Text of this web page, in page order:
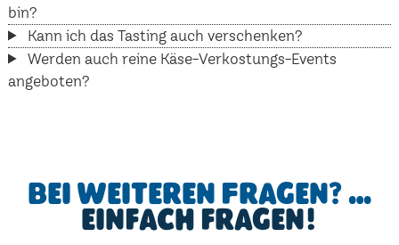
bin?
Kann ich das Tasting auch verschenken?
Werden auch reine Käse-Verkostungs-Events
angeboten?
Bei weiteren Fragen? …
einfach fragen!